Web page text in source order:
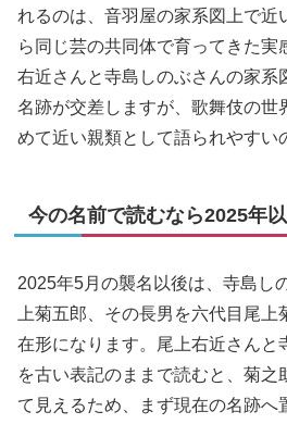
れるのは、音羽屋の家系図上で近
ら同じ芸の共同体で育ってきた実
右近さんと寺島しのぶさんの家系
名跡が交差しますが、歌舞伎の世
めて近い親類として語られやすい
今の名前で読むなら2025年
2025年5月の襲名以後は、寺島し
上菊五郎、その長男を六代目尾
在形になります。尾上右近さんと
を古い表記のままで読むと、菊之
て見えるため、まず現在の名跡へ